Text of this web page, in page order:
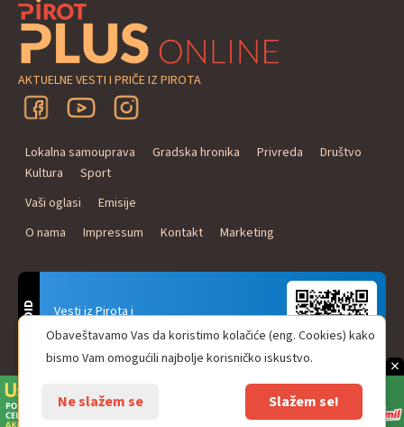
×
AKTUELNE VESTI I PRIČE IZ PIROTA
Lokalna samouprava Gradska hronika Privreda
Društvo
Kultura
Sport
Vaši oglasi
Emisije
O nama
Impressum Kontakt Marketing
Vesti iz Pirota i
Naxi Plus Radio
Uvek u Vašem džepu!
ANDROID
© Pirot plus online - internet portal. Sva prava zadržana.
Obaveštavamo Vas da koristimo kolačiće (eng. Cookies) kako
bismo Vam omogućili najbolje korisničko iskustvo.
Ne slažem se Slažem se!